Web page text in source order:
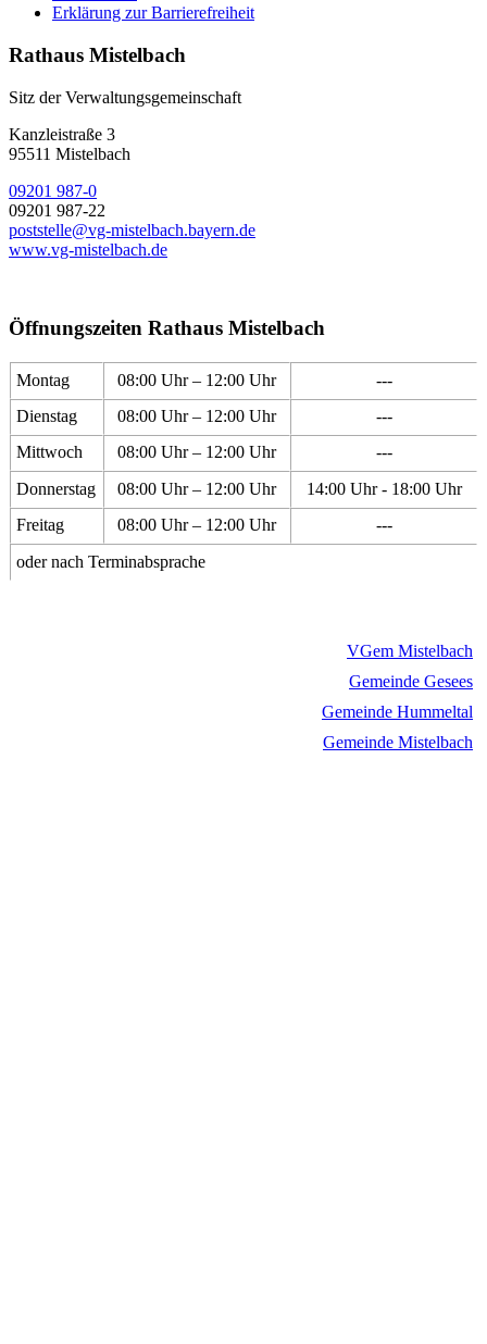
Erklärung zur Barrierefreiheit
Rathaus Mistelbach
Sitz der Verwaltungsgemeinschaft
Kanzleistraße 3
95511 Mistelbach
09201 987-0
09201 987-22
poststelle@vg-mistelbach.bayern.de
www.vg-mistelbach.de
Öffnungszeiten Rathaus Mistelbach
Montag 08:00 Uhr – 12:00 Uhr
---
Dienstag
08:00 Uhr – 12:00 Uhr
---
Mittwoch
08:00 Uhr – 12:00 Uhr
---
Donnerstag
08:00 Uhr – 12:00 Uhr
14:00 Uhr - 18:00 Uhr
Freitag
08:00 Uhr – 12:00 Uhr
---
oder nach Terminabsprache
VGem Mistelbach
Gemeinde Gesees
Gemeinde Hummeltal
Gemeinde Mistelbach